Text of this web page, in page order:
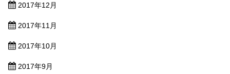
2017年12月
2017年11月
2017年10月
2017年9月